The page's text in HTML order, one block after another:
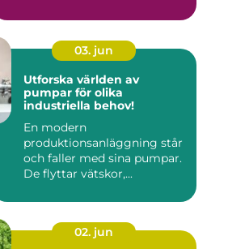
03. jun
Utforska världen av
pumpar för olika
industriella behov!
En modern
produktionsanläggning står
och faller med sina pumpar.
De flyttar vätskor,...
02. jun